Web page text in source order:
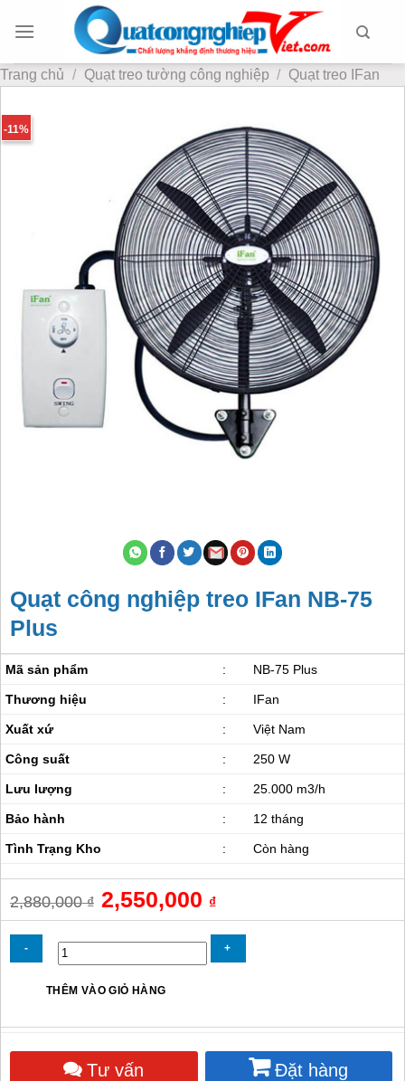
đến
dung
Trang chủ / Quạt treo tường công nghiệp / Quạt treo IFan
-11%
Quạt công nghiệp treo IFan NB-75
Plus
Mã sản phẩm : NB-75 Plus
Thương hiệu : IFan
Xuất xứ : Việt Nam
Công suất : 250 W
Lưu lượng : 25.000 m3/h
Bảo hành : 12 tháng
Tình Trạng Kho : Còn hàng
2,880,000₫
Giá
gốc
là:
2,550,000 ₫
Giá
hiện
tại
là:
2,550,000 ₫.
IFan
THÊM VÀO GIỎ HÀNG
Tư vấn Đặt hàng